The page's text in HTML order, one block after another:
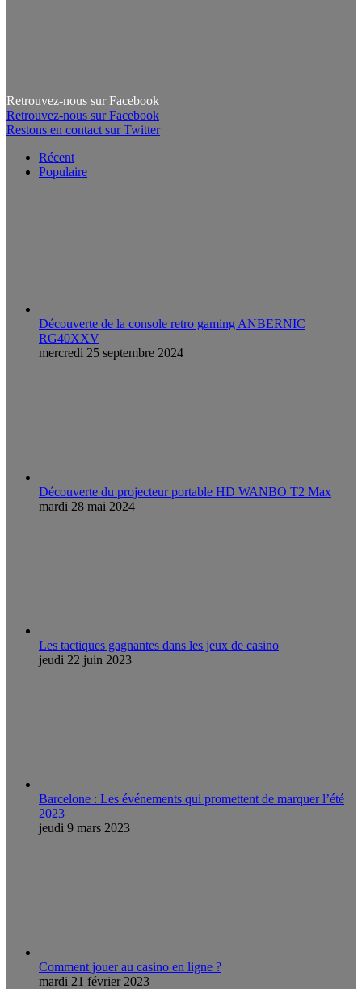
Retrouvez-nous sur Facebook
Retrouvez-nous sur Facebook
Restons en contact sur Twitter
Récent
Populaire
Découverte de la console retro gaming ANBERNIC
RG40XXV
mercredi 25 septembre 2024
Découverte du projecteur portable HD WANBO T2 Max
mardi 28 mai 2024
Les tactiques gagnantes dans les jeux de casino
jeudi 22 juin 2023
Barcelone : Les événements qui promettent de marquer l’été
2023
jeudi 9 mars 2023
Comment jouer au casino en ligne ?
mardi 21 février 2023